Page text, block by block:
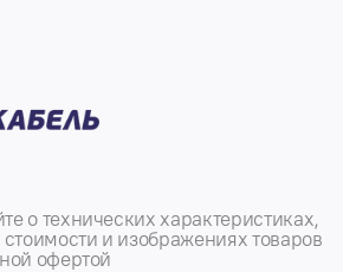
о технических характеристиках,
и изображениях товаров
офертой